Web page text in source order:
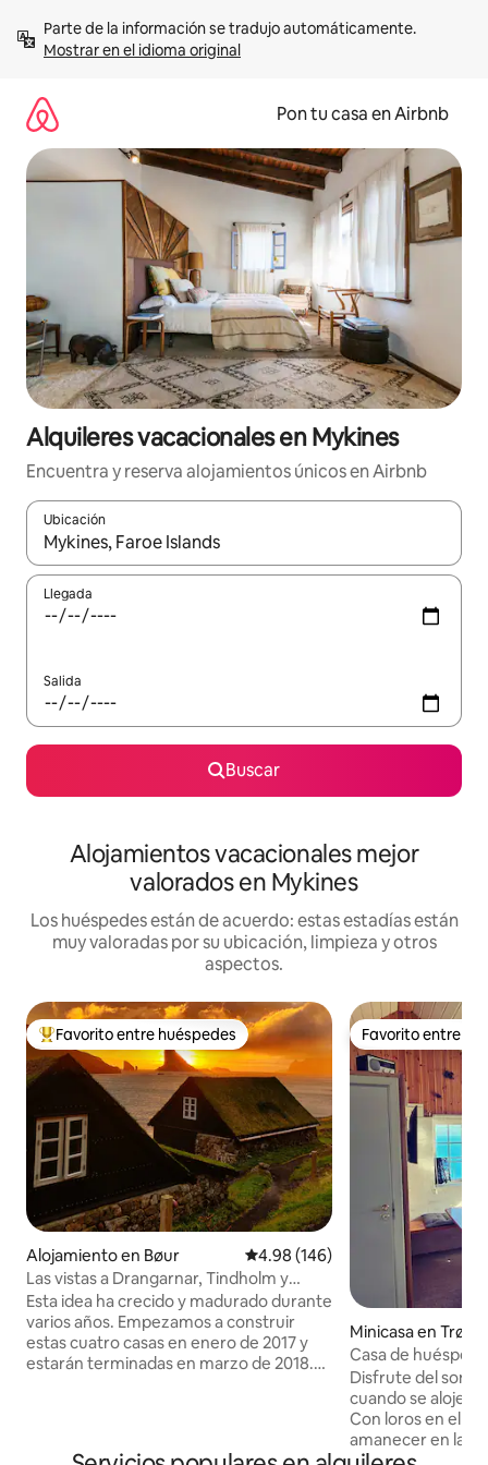
contenidoMostrar en el idioma original
Pon tu casa en Airbnb
Alquileres vacacionales en Mykines
Encuentra y reserva alojamientos únicos en Airbnb
Ubicación
Cuando los resultados estén disponibles, navega con las
Llegada
Salida
Buscar
Alojamientos vacacionales mejor
valorados en Mykines
Los huéspedes están de acuerdo: estas estadías están
muy valoradas por su ubicación, limpieza y otros
aspectos.
Favorito entre huéspedes preferido
Favorito entre huéspedes
Alojamiento en Bøur Calificación promedio: 4.98 de
4.98 (146)
Las vistas a Drangarnar, Tindholm y
Mykines
Esta idea ha crecido y madurado durante
varios años. Empezamos a construir
estas cuatro casas en enero de 2017 y
estarán terminadas en marzo de 2018.
Favorito entre
Favorito entre
Minicasa en
Casa de
Disfrute del
cuando se aloje
Con loros en el
amanecer en la
puesta de sol en